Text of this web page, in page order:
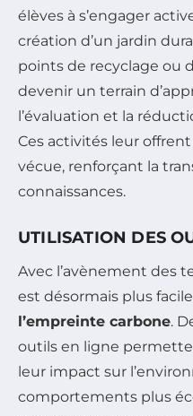
élèves à s’engager
création d’un jardin
points de recyclage ou
devenir un terrain
l’évaluation et la
Ces activités leur
vécue, renforçant la
connaissances.
UTILISATION DES
Avec l’avènement des
est désormais plus
l’empreinte carbone.
outils en ligne
leur impact sur
comportements plus